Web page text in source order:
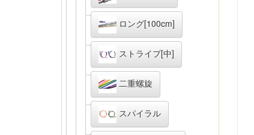
ロング[100cm]
ストライプ[中]
二重螺旋
スパイラル